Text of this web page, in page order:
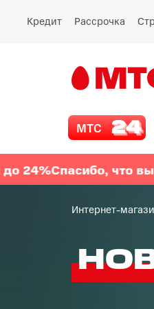
Кредит Рассрочка
МТС 24
МТС
Спасибо, что вы с
Интернет-